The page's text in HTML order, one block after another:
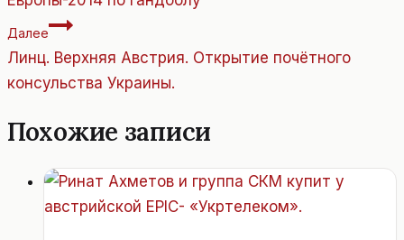
Далее
Линц. Верхняя Австрия. Открытие почётного
консульства Украины.
Похожие записи